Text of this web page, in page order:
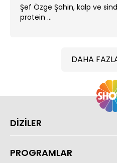
Şef Özge Şahin, kalp ve
protein ...
DAHA
DİZİLER
PROGRAMLAR